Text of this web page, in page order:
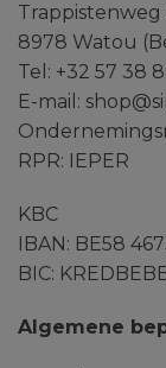
Trappistenweg
8978 Watou
Tel: +32 57 38
E-mail:
RPR: IEPER
KBC
IBAN: BE58
BIC:
Algemene